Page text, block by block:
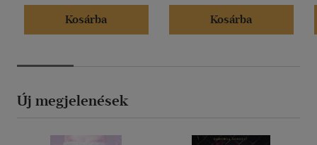
Kosárba
Kosárba
Új megjelenések